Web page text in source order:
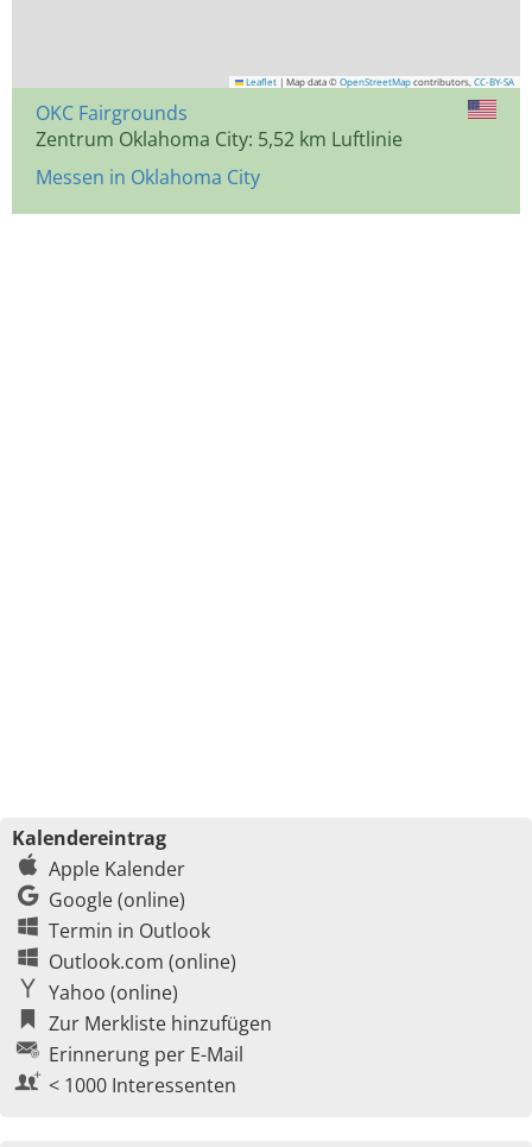
Leaflet | Map data © OpenStreetMap contributors, CC-BY-SA
OKC Fairgrounds
Zentrum Oklahoma City: 5,52 km Luftlinie
Messen in Oklahoma City
Kalendereintrag
Apple Kalender
Google (online)
Termin in Outlook
Outlook.com (online)
Yahoo (online)
Zur Merkliste hinzufügen
Erinnerung per E-Mail
< 1000 Interessenten